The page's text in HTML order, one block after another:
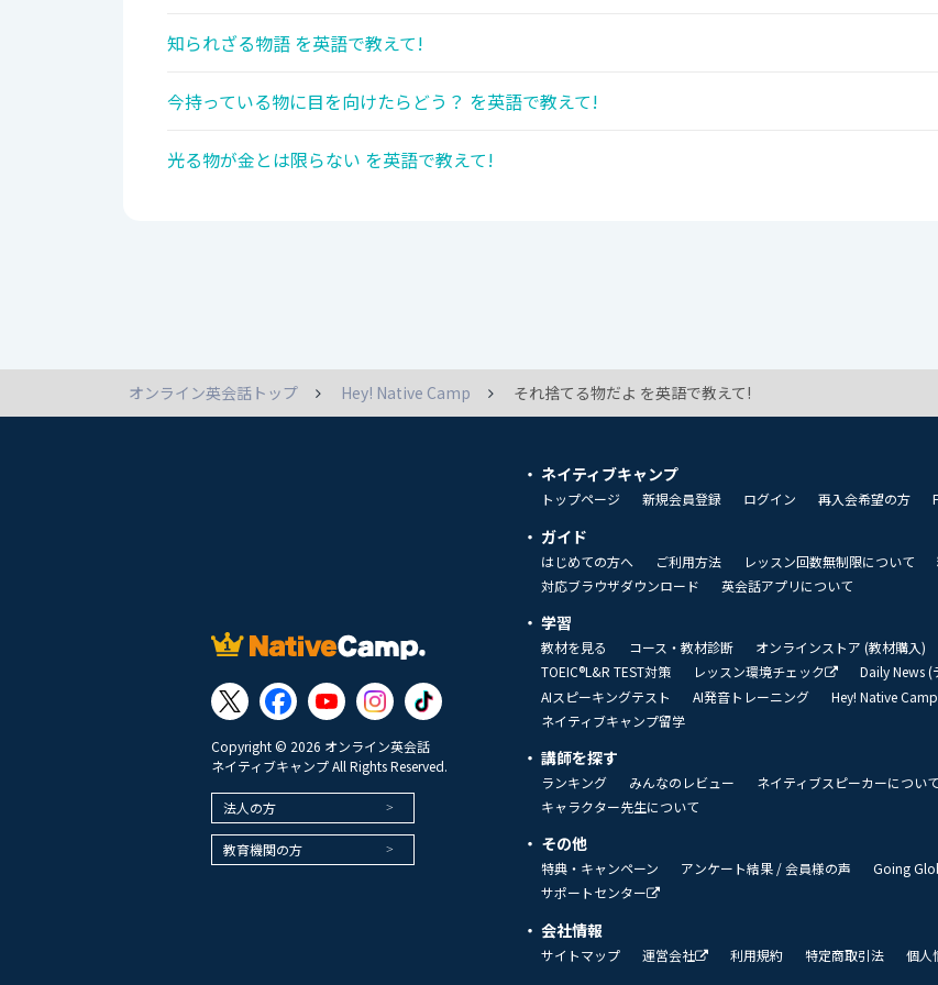
知られざる物語 を英語で教えて!
今持っている物に目を向けたらどう？ を英語で教えて!
光る物が金とは限らない を英語で教えて!
オンライン英会話トップ Hey! Native Camp それ捨てる物だよ を英語で教えて!
Copyright © 2026 オンライン英会話
ネイティブキャンプ All Rights Reserved.
法人の方
教育機関の方
ネイティブキャンプ
トップページ 新規会員登録 ログイン 再入会希望の方
ガイド
はじめての方へ ご利用方法 レッスン回数無制限について
対応ブラウザダウンロード
英会話アプリについて
学習
教材を見る コース・教材診断 オンラインストア (教材購入)
TOEIC®L&R TEST対策
レッスン環境チェック Daily News (
AIスピーキングテスト
AI発音トレーニング Hey! Native Camp
ネイティブキャンプ留学
講師を探す
ランキング みんなのレビュー ネイティブスピーカーについて
キャラクター先生について
その他
特典・キャンペーン アンケート結果 / 会員様の声 Going
サポートセンター
会社情報
サイトマップ 運営会社 利用規約 特定商取引法 個人